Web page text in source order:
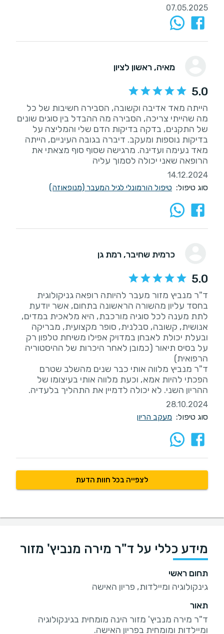
07.05.2025
מאיה, ראשון לציון
5.0
הייתה מאד אדיבה וקשובה, הסבירה חשיבות של כל
מה שהייתי צריכה, הסבירה מה ההבדל בין סוגים שונים
של התקנים, בדקה בדיקות הדם שלי והמליצה על
בדיקות נוספות ומעקב. דיברה בגובה העיניים, הייתה
מאד נעימה ועדינה. מרגישה שסוף סוף מצאתי את
הרופאה שאני יכולה לסמוך עליה
14.12.2024
סוג טיפול: טיפול הורמונלי לגיל המעבר (מנופאוזה)
כרמית שחיבר, רמת גן
5.0
ד"ר מנביץ מזור מעבר להיותה רופאה גניקולוגית
בחסד עליון מהשורה הראשונה בתחום, אשר יודעת
לתת מענה לכל סוגיה מורכבת, היא מלאכית במדים,
אנושית, קשובה, סבלנית, סופר מקצועית, מבריקה
ובעלת יכולת לאבחן במדויק אפילו משיחת טלפון רק
על בסיס תיאור (כמובן לאחר היכרות של ההיסטוריה
ד"ר מנביץ מלווה אותי כבר שנים מהשלב שטרם
הפכתי להיות אמא, וכעת מלווה אותי בעיצומו של
ההריון השני. לא יכולה לדמיין את התהליך בלעדיה.
28.10.2024
סוג טיפול: מעקב הריון
לצפייה בכל חוות הדעת
מידע כללי על ד"ר מירה מנביץ' מזור
תחום ראשי
גינקולוגיה ומיילדות, פריון האישה
תאור
ד"ר מירה מנביץ' מזור הינה מומחית בגינקולוגיה